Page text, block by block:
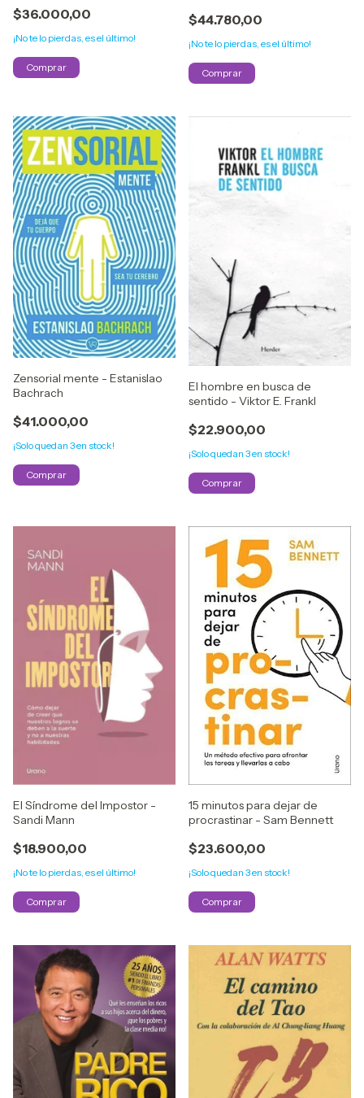
$36.000,00
¡No te lo pierdas, es el último!
$44.780,00
¡No te lo pierdas, es el último!
Zensorial mente - Estanislao
Bachrach
$41.000,00
¡Solo quedan 3en stock!
El hombre en busca de
sentido - Viktor E. Frankl
$22.900,00
¡Solo quedan 3en stock!
El Síndrome del Impostor -
Sandi Mann
$18.900,00
¡No te lo pierdas, es el último!
15 minutos para dejar de
procrastinar - Sam Bennett
$23.600,00
¡Solo quedan 3en stock!